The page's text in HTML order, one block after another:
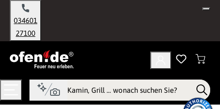
springen
034601
27100